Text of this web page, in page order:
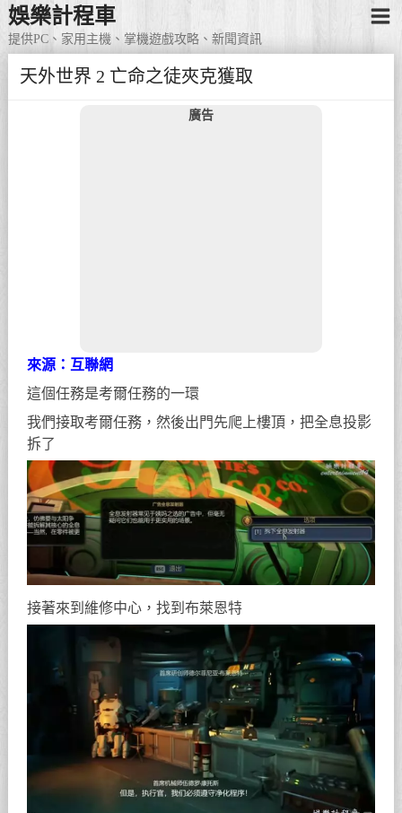
娛樂計程車
提供PC、家用主機、掌機遊戲攻略、新聞資訊
天外世界 2 亡命之徒夾克獲取
廣告
來源：互聯網
這個任務是考爾任務的一環
我們接取考爾任務，然後出門先爬上樓頂，把全息投影
拆了
接著來到維修中心，找到布萊恩特